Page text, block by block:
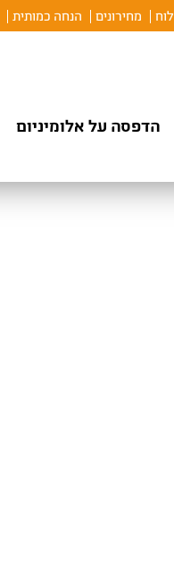
מחירונים הנחה כמותית
הדפסה על אלומיניום